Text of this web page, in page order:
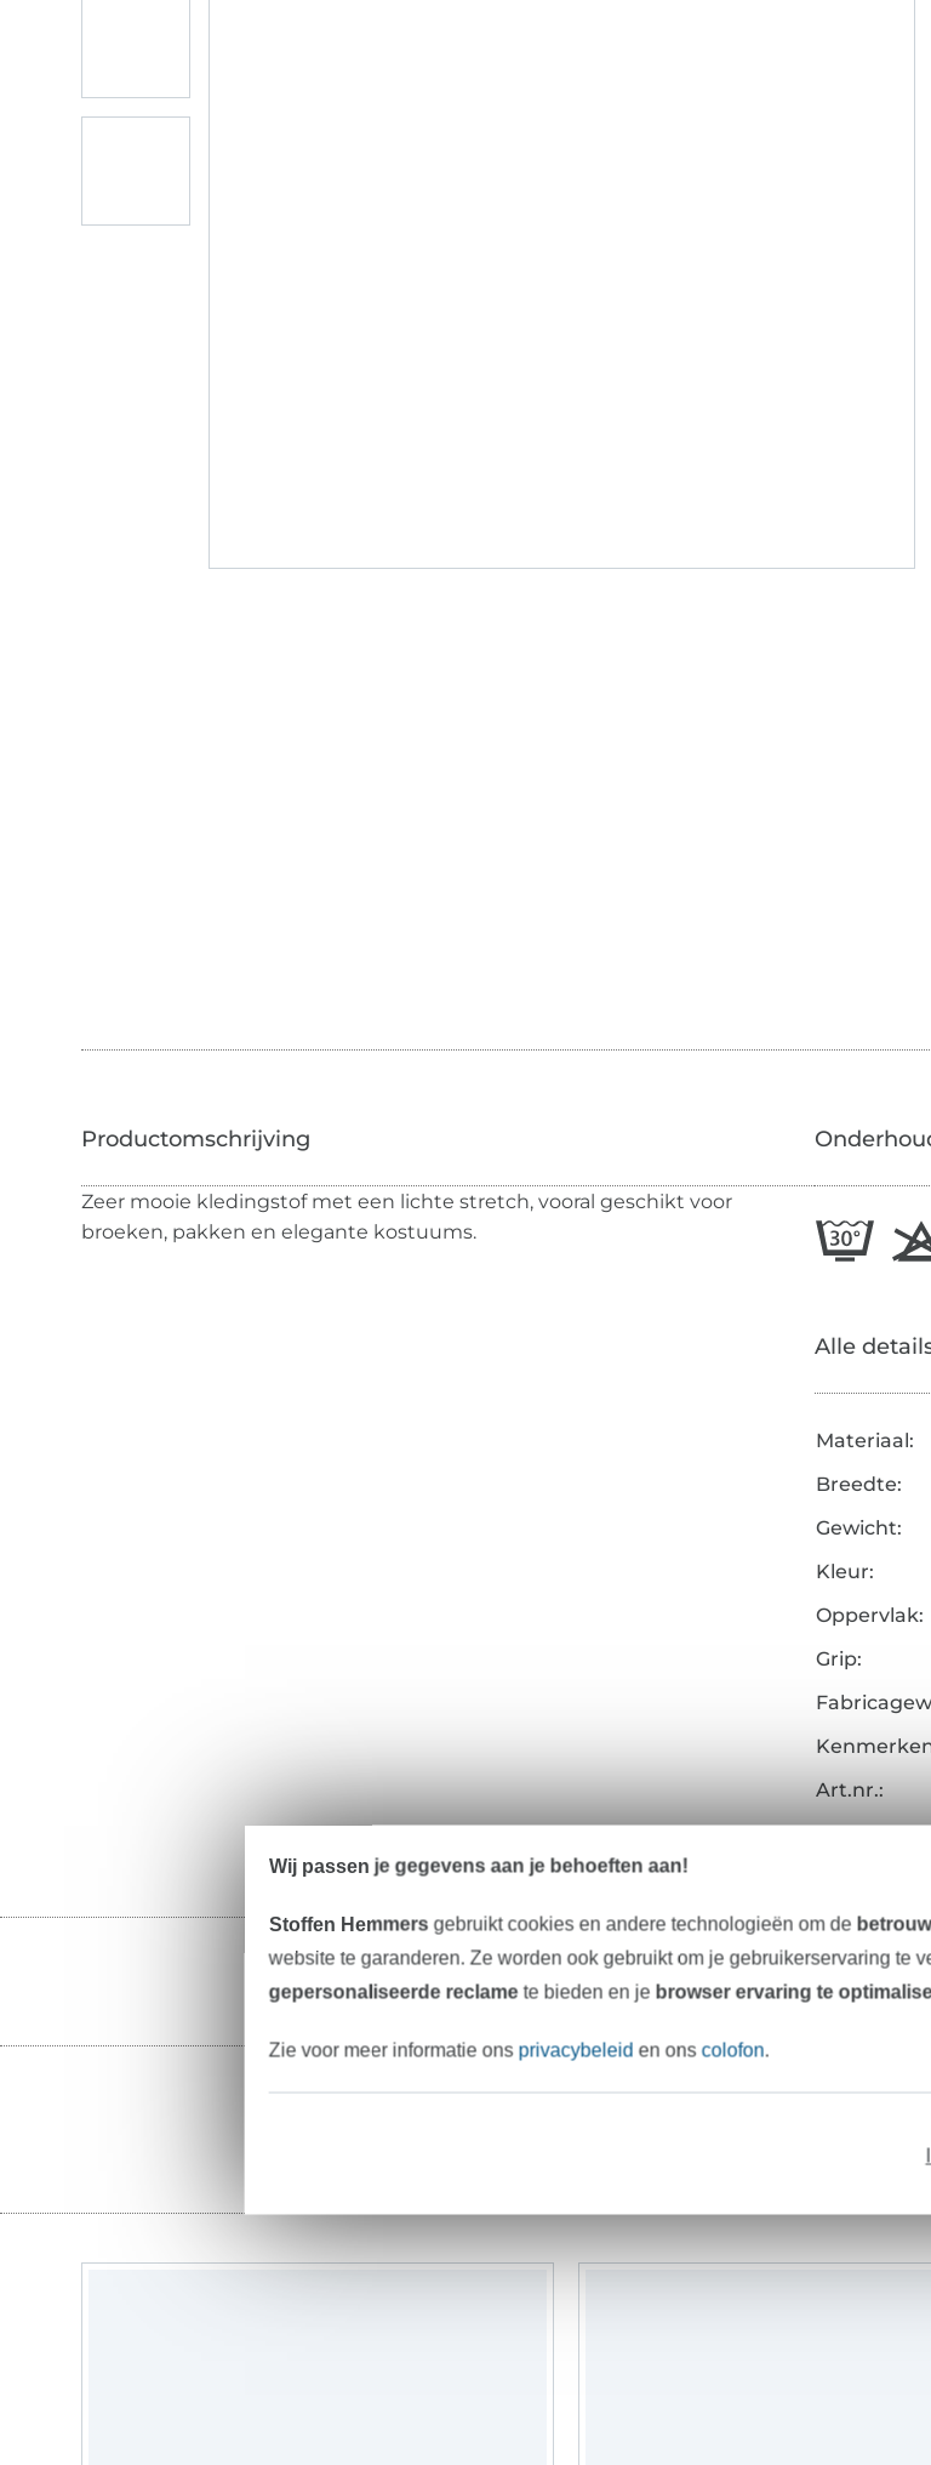
Zeer mooie kledingstof met een lichte stretch, vooral geschikt voor
broeken, pakken en elegante kostuums.
Alle
Materiaal:
Breedte:
Gewicht:
Kleur:
Oppervlak:
Grip:
Art.nr.:
Onze tip: Dit past
Wij passen je gegevens aan je behoeften aan!
Stoffen Hemmers gebruikt cookies en andere technologieën om de
website te garanderen. Ze worden ook gebruikt om je gebruikerservaring te
gepersonaliseerde reclamete bieden en je browser ervaring te
Zie voor meer informatie ons privacybeleid en onscolofon.